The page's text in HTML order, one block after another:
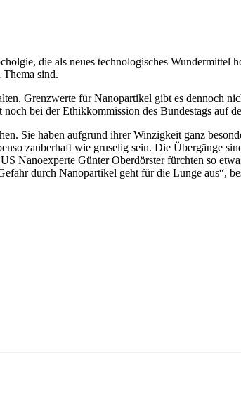
die als neues technologisches Wundermittel
sind.
Grenzwerte für Nanopartikel gibt es dennoch
bei der Ethikkommission des Bundestags auf
Sie haben aufgrund ihrer Winzigkeit ganz
zauberhaft wie gruselig sein. Die Übergänge
Nanoexperte Günter Oberdörster fürchten so
durch Nanopartikel geht für die Lunge aus“,